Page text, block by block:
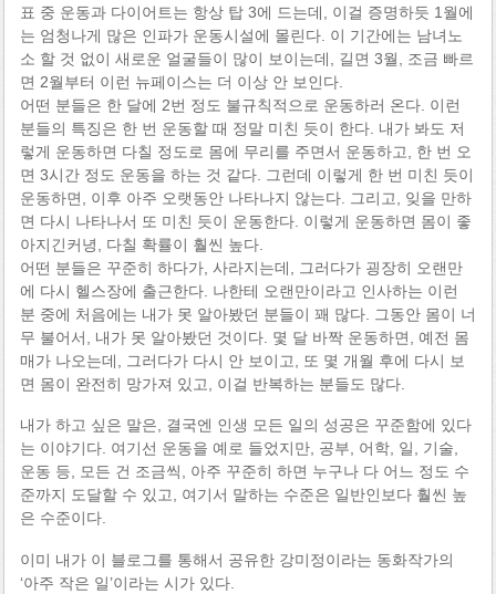
표 중 운동과 다이어트는 항상 탑 3에 드는데, 이걸 증명하듯 1월에
는 엄청나게 많은 인파가 운동시설에 몰린다. 이 기간에는 남녀노
소 할 것 없이 새로운 얼굴들이 많이 보이는데, 길면 3월, 조금 빠르
면 2월부터 이런 뉴페이스는 더 이상 안 보인다.
어떤 분들은 한 달에 2번 정도 불규칙적으로 운동하러 온다. 이런
분들의 특징은 한 번 운동할 때 정말 미친 듯이 한다. 내가 봐도 저
렇게 운동하면 다칠 정도로 몸에 무리를 주면서 운동하고, 한 번 오
면 3시간 정도 운동을 하는 것 같다. 그런데 이렇게 한 번 미친 듯이
운동하면, 이후 아주 오랫동안 나타나지 않는다. 그리고, 잊을 만하
면 다시 나타나서 또 미친 듯이 운동한다. 이렇게 운동하면 몸이 좋
아지긴커녕, 다칠 확률이 훨씬 높다.
어떤 분들은 꾸준히 하다가, 사라지는데, 그러다가 굉장히 오랜만
에 다시 헬스장에 출근한다. 나한테 오랜만이라고 인사하는 이런
분 중에 처음에는 내가 못 알아봤던 분들이 꽤 많다. 그동안 몸이 너
무 불어서, 내가 못 알아봤던 것이다. 몇 달 바짝 운동하면, 예전 몸
매가 나오는데, 그러다가 다시 안 보이고, 또 몇 개월 후에 다시 보
면 몸이 완전히 망가져 있고, 이걸 반복하는 분들도 많다.
내가 하고 싶은 말은, 결국엔 인생 모든 일의 성공은 꾸준함에 있다
는 이야기다. 여기선 운동을 예로 들었지만, 공부, 어학, 일, 기술,
운동 등, 모든 건 조금씩, 아주 꾸준히 하면 누구나 다 어느 정도 수
준까지 도달할 수 있고, 여기서 말하는 수준은 일반인보다 훨씬 높
은 수준이다.
이미 내가 이 블로그를 통해서 공유한 강미정이라는 동화작가의
‘아주 작은 일’이라는 시가 있다.